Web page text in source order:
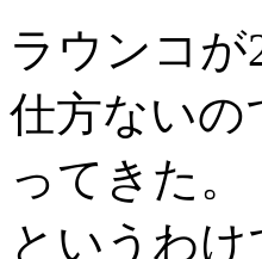
ラウンコ
仕方ないの
ってきた。
というわ